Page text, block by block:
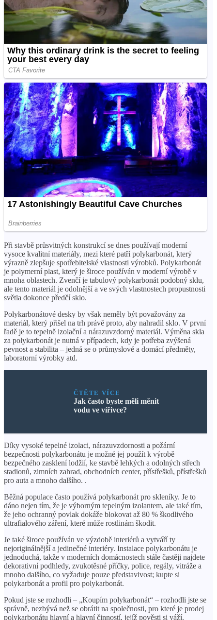
Při stavbě průsvitných konstrukcí se dnes používají moderní
vysoce kvalitní materiály, mezi které patří polykarbonát, který
výrazně zlepšuje spotřebitelské vlastnosti výrobků. Polykarbonát
je polymerní plast, který je široce používán v moderní výrobě v
mnoha oblastech. Zvenčí je tabulový polykarbonát podobný sklu,
ale tento materiál je odolnější a ve svých vlastnostech propustnosti
světla dokonce předčí sklo.
Polykarbonátové desky by však neměly být považovány za
materiál, který přišel na trh právě proto, aby nahradil sklo. V první
řadě je to tepelně izolační a nárazuvzdorný materiál. Výměna skla
za polykarbonát je nutná v případech, kdy je potřeba zvýšená
pevnost a stabilita – jedná se o průmyslové a domácí předměty,
laboratorní výrobky atd.
ČTĚTE VÍCE
Jak často byste měli měnit
vodu ve vířivce?
Díky vysoké tepelné izolaci, nárazuvzdornosti a požární
bezpečnosti polykarbonátu je možné jej použít k výrobě
bezpečného zasklení lodžií, ke stavbě lehkých a odolných střech
stadionů, zimních zahrad, obchodních center, přístřešků, přístřešků
pro auta a mnoho dalšího. .
Běžná populace často používá polykarbonát pro skleníky. Je to
dáno nejen tím, že je výborným tepelným izolantem, ale také tím,
že jeho ochranný povlak dokáže blokovat až 80 % škodlivého
ultrafialového záření, které může rostlinám škodit.
Je také široce používán ve výzdobě interiérů a vytváří ty
nejoriginálnější a jedinečné interiéry. Instalace polykarbonátu je
jednoduchá, takže v moderních domácnostech stále častěji najdete
dekorativní podhledy, zvukotěsné příčky, police, regály, vitráže a
mnoho dalšího, co vyžaduje pouze představivost; kupte si
polykarbonát a profil pro polykarbonát.
Pokud jste se rozhodli – „Koupím polykarbonát“ – rozhodli jste se
správně, nezbývá než se obrátit na společnosti, pro které je prodej
polykarbonátu hlavní a hlavní činností, jejíž pověsti si váží.